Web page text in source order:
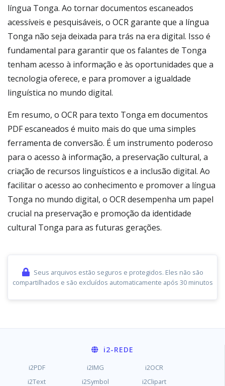
língua Tonga. Ao tornar documentos escaneados
acessíveis e pesquisáveis, o OCR garante que a língua
Tonga não seja deixada para trás na era digital. Isso é
fundamental para garantir que os falantes de Tonga
tenham acesso à informação e às oportunidades que a
tecnologia oferece, e para promover a igualdade
linguística no mundo digital.
Em resumo, o OCR para texto Tonga em documentos
PDF escaneados é muito mais do que uma simples
ferramenta de conversão. É um instrumento poderoso
para o acesso à informação, a preservação cultural, a
criação de recursos linguísticos e a inclusão digital. Ao
facilitar o acesso ao conhecimento e promover a língua
Tonga no mundo digital, o OCR desempenha um papel
crucial na preservação e promoção da identidade
cultural Tonga para as futuras gerações.
Seus arquivos estão seguros e protegidos. Eles não são
compartilhados e são excluídos automaticamente após 30 minutos
i2-REDE
i2PDF i2IMG
i2OCR
i2Text
i2Symbol i2Clipart